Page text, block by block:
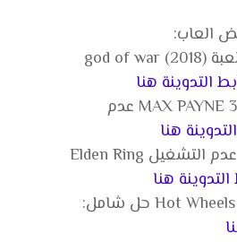
العاب:
🛠️ حل شامل للعبة god of war (2018)
التدوينة هنا
🛠️ حل مشكلة MAX PAYNE 3 عدم
هنا
🛠️ حل مشكلة عدم التشغيل Elden Ring
التدوينة هنا